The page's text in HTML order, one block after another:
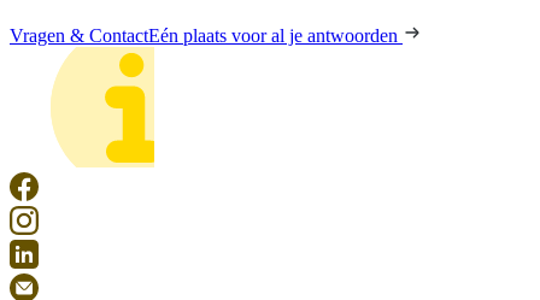
Vragen & ContactEén plaats voor al je antwoorden